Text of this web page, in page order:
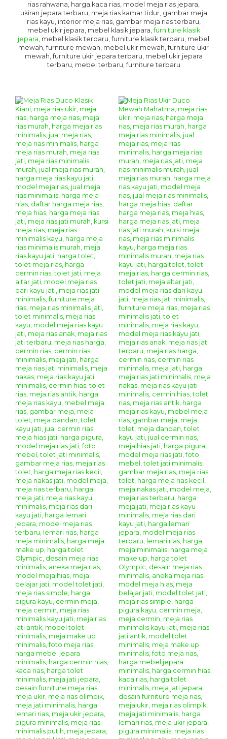
rias rahwana, harga kaca rias, model meja rias jepara,
ukiran jepara terbaru, meja rias kamar tidur, gambar meja
rias kayu, interior meja rias, gambar meja rias terbaru,
mebel ukir jepara, mebel klasik jepara,furniture klasik
jepara, mebel klasik terbaru, furniture klasik terbaru, mebel
mewah, furniture mewah, mebel ukir mewah, furniture ukir
mewah, furniture ukir jepara terbaru, mebel ukir jepara
terbaru, mebel terbaru, furniture terbaru